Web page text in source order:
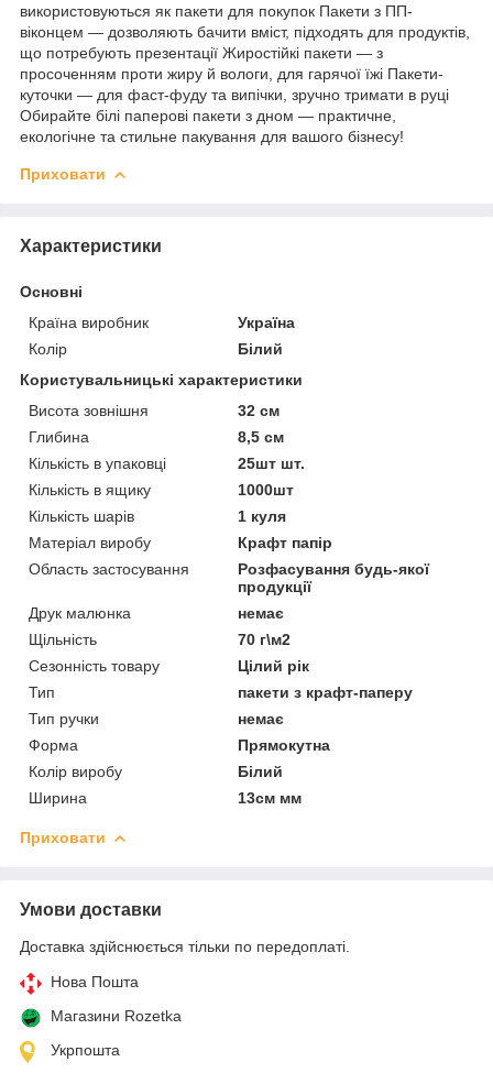
використовуються як пакети для покупок Пакети з ПП-
віконцем — дозволяють бачити вміст, підходять для продуктів,
що потребують презентації Жиростійкі пакети — з
просоченням проти жиру й вологи, для гарячої їжі Пакети-
куточки — для фаст-фуду та випічки, зручно тримати в руці
Обирайте білі паперові пакети з дном — практичне,
екологічне та стильне пакування для вашого бізнесу!
Приховати
Характеристики
Основні
Країна виробник
Україна
Колір
Білий
Користувальницькі характеристики
Висота зовнішня
32 см
Глибина
8,5 см
Кількість в упаковці
25шт шт.
Кількість в ящику
1000шт
Кількість шарів
1 куля
Матеріал виробу
Крафт папір
Область застосування
Розфасування будь-якої
продукції
Друк малюнка
немає
Щільність
70 г\м2
Сезонність товару
Цілий рік
Тип
пакети з крафт-паперу
Тип ручки
немає
Форма
Прямокутна
Колір виробу
Білий
Ширина
13см мм
Приховати
Умови доставки
Доставка здійснюється тільки по передоплаті.
Нова Пошта
Магазини Rozetka
Укрпошта